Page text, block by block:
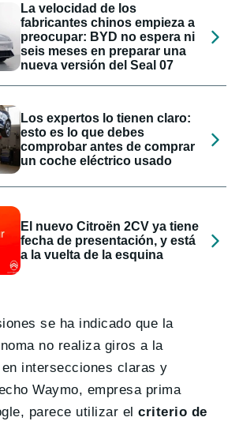
La velocidad de los
fabricantes chinos empieza a
preocupar: BYD no espera ni
seis meses en preparar una
nueva versión del Seal 07
Los expertos lo tienen claro:
esto es lo que debes
comprobar antes de comprar
un coche eléctrico usado
El nuevo Citroën 2CV ya tiene
fecha de presentación, y está
a la vuelta de la esquina
se ha indicado que la
no realiza giros a la
intersecciones claras y
Waymo, empresa prima
parece utilizar elcriterio de